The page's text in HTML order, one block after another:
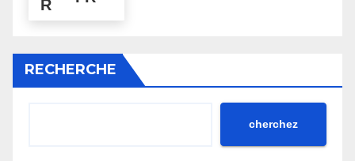
RECHERCHE
cherchez